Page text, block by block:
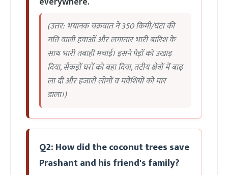
(उत्तर: भयानक चक्रवात ने 350 किमी/घंटा की
गति वाली हवाओं और लगातार भारी बारिश के
साथ भारी तबाही मचाई। इसने पेड़ों को उखाड़
दिया, सैकड़ों घरों को बहा दिया, तटीय क्षेत्रों में बाढ़
ला दी और हजारों लोगों व मवेशियों को मार
डाला।)
Q2: How did the coconut trees save
Prashant and his friend's family?